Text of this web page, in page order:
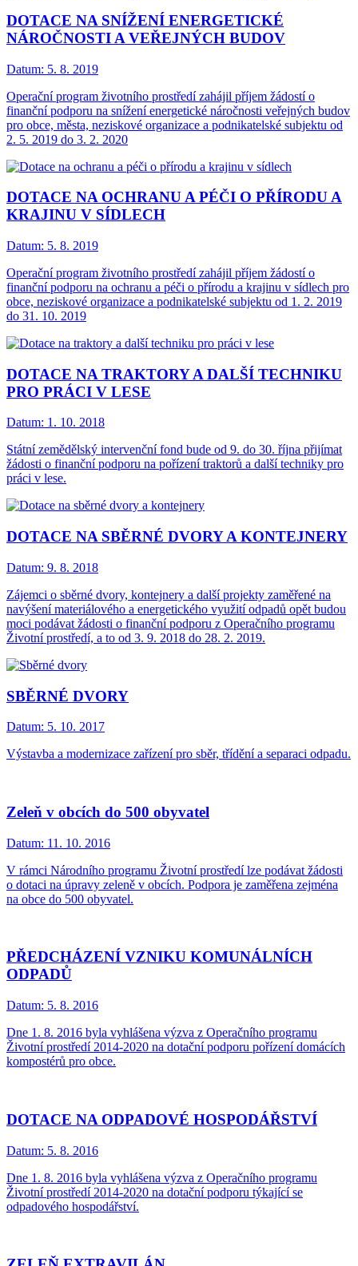
DOTACE NA SNÍŽENÍ ENERGETICKÉ
NÁROČNOSTI A VEŘEJNÝCH BUDOV
Datum: 5. 8. 2019
Operační program životního prostředí zahájil příjem žádostí o
finanční podporu na snížení energetické náročnosti veřejných budov
pro obce, města, neziskové organizace a podnikatelské subjektu od
2. 5. 2019 do 3. 2. 2020
DOTACE NA OCHRANU A PÉČI O PŘÍRODU A
KRAJINU V SÍDLECH
Datum: 5. 8. 2019
Operační program životního prostředí zahájil příjem žádostí o
finanční podporu na ochranu a péči o přírodu a krajinu v sídlech pro
obce, neziskové organizace a podnikatelské subjektu od 1. 2. 2019
do 31. 10. 2019
DOTACE NA TRAKTORY A DALŠÍ TECHNIKU
PRO PRÁCI V LESE
Datum: 1. 10. 2018
Státní zemědělský intervenční fond bude od 9. do 30. října přijímat
žádosti o finanční podporu na pořízení traktorů a další techniky pro
práci v lese.
DOTACE NA SBĚRNÉ DVORY A KONTEJNERY
Datum: 9. 8. 2018
Zájemci o sběrné dvory, kontejnery a další projekty zaměřené na
navýšení materiálového a energetického využití odpadů opět budou
moci podávat žádosti o finanční podporu z Operačního programu
Životní prostředí, a to od 3. 9. 2018 do 28. 2. 2019.
SBĚRNÉ DVORY
Datum: 5. 10. 2017
Výstavba a modernizace zařízení pro sběr, třídění a separaci odpadu.
Zeleň v obcích do 500 obyvatel
Datum: 11. 10. 2016
V rámci Národního programu Životní prostředí lze podávat žádosti
o dotaci na úpravy zeleně v obcích. Podpora je zaměřena zejména
na obce do 500 obyvatel.
PŘEDCHÁZENÍ VZNIKU KOMUNÁLNÍCH
ODPADŮ
Datum: 5. 8. 2016
Dne 1. 8. 2016 byla vyhlášena výzva z Operačního programu
Životní prostředí 2014-2020 na dotační podporu pořízení domácích
kompostérů pro obce.
DOTACE NA ODPADOVÉ HOSPODÁŘSTVÍ
Datum: 5. 8. 2016
Dne 1. 8. 2016 byla vyhlášena výzva z Operačního programu
Životní prostředí 2014-2020 na dotační podporu týkající se
odpadového hospodářství.